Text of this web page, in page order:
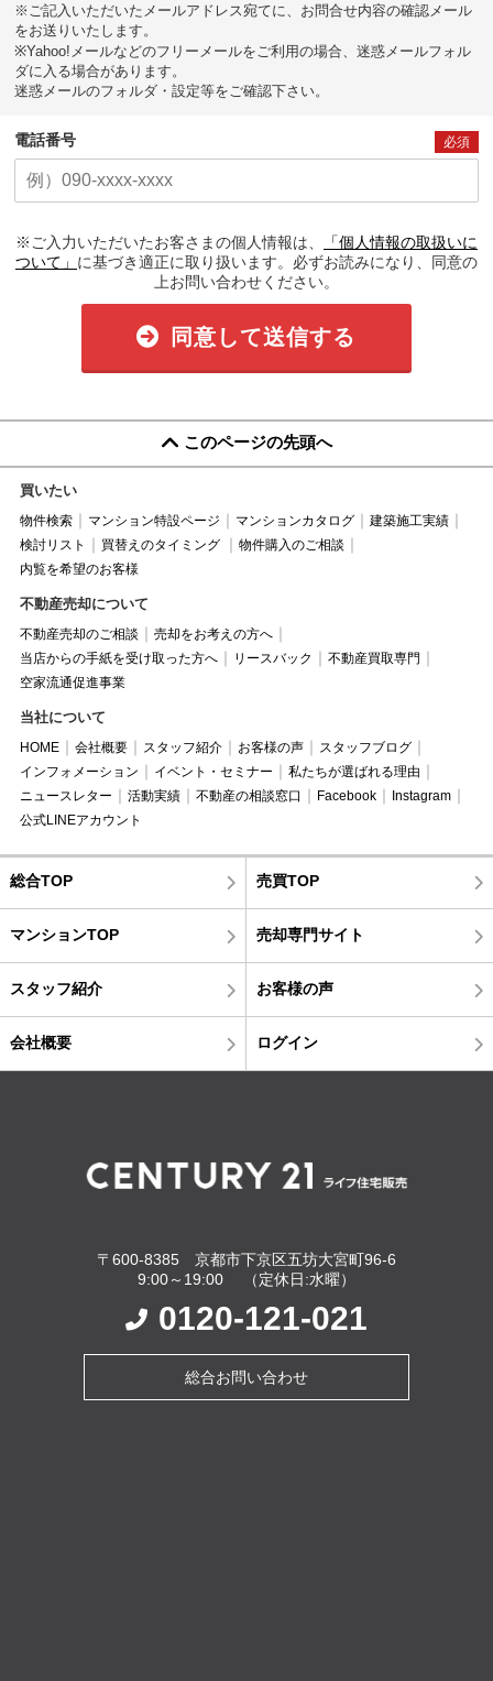
※ご記入いただいたメールアドレス宛てに、お問合せ内容の確認メール
をお送りいたします。
※Yahoo!メールなどのフリーメールをご利用の場合、迷惑メールフォル
ダに入る場合があります。
迷惑メールのフォルダ・設定等をご確認下さい。
電話番号 必須
※ご入力いただいたお客さまの個人情報は、
「個人情報の取扱いに
ついて」 に基づき適正に取り扱います。必ずお読みになり、同意の
上お問い合わせください。
同意して送信する
このページの先頭へ
買いたい
物件検索 マンション特設ページ マンションカタログ
建築施工実績
検討リスト
買替えのタイミング
物件購入のご相談
内覧を希望のお客様
不動産売却について
不動産売却のご相談
売却をお考えの方へ
当店からの手紙を受け取った方へ
リースバック
不動産買取専門
空家流通促進事業
当社について
HOME 会社概要 スタッフ紹介 お客様の声
スタッフブログ
インフォメーション
イベント・セミナー
私たちが選ばれる理由
ニュースレター
活動実績 不動産の相談窓口 Facebook
Instagram
公式LINEアカウント
総合TOP 売買TOP
マンションTOP 売却専門サイト
スタッフ紹介 お客様の声
会社概要 ログイン
〒600-8385 京都市下京区五坊大宮町96-6
9:00～19:00 （定休日:水曜）
0120-121-021
総合お問い合わせ